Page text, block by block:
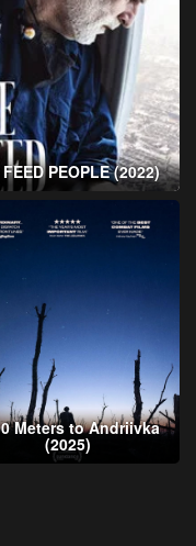
PEOPLE (2022)
Meters to Andriivka
(2025)